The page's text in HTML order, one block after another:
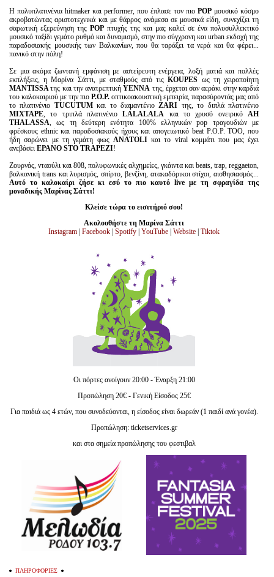
Η πολυπλατινένια hitmaker και performer, που έπλασε τον πιο POP μουσικό κόσμο
ακροβατώντας αριστοτεχνικά και με θάρρος ανάμεσα σε μουσικά είδη, συνεχίζει τη
σαρωτική εξερεύνηση της POP πτυχής της και μας καλεί σε ένα πολυσυλλεκτικό
μουσικό ταξίδι γεμάτο ρυθμό και δυναμισμό, στην πιο σύγχρονη και urban εκδοχή της
παραδοσιακής μουσικής των Βαλκανίων, που θα ταράξει τα νερά και θα φέρει...
πανικό στην πόλη!
Σε μια ακόμα ζωντανή εμφάνιση με αστείρευτη ενέργεια, λοξή ματιά και πολλές
εκπλήξεις, η Μαρίνα Σάττι, με σταθμούς από τις KOUPES ως τη χειροποίητη
MANTISSAτης και την ανατρεπτικήYENNA της, έρχεται σαν αεράκι στην καρδιά
του καλοκαιριού με την πιο P.O.P. οπτικοακουστική εμπειρία, παρασύροντάς μας από
το πλατινένιο TUCUTUMκαι το διαμαντένιοΖΑRI της, το διπλά πλατινένιο
MIXTAPE, το τριπλά πλατινένιο LALALALA και το χρυσό ονειρικόAH
THALASSA, ως τη δεύτερη ενότητα 100% ελληνικών pop τραγουδιών με
φρέσκους ethnic και παραδοσιακούς ήχους και απογειωτικό beat P.O.P. ΤΟΟ, που
ήδη σαρώνει με τη γεμάτη φως ANATOLIκαι το viral κομμάτι που μας έχει
ανεβάσει EPANO STO TRAPEZI!
Ζουρνάς, νταούλι και 808, πολυφωνικές αλχημείες, γκάιντα και beats, trap, reggaeton,
βαλκανική trans και λυρισμός, σπίρτο, βενζίνη, ατακαδόρικοι στίχοι, αισθησιασμός...
Αυτό το καλοκαίρι ζήσε κι εσύ το πιο καυτό live με τη σφραγίδα της
μοναδικής Μαρίνας Σάττι!
Κλείσε τώρα το εισιτήριό σου!
Ακολουθήστε τη Μαρίνα Σάττι
Instagram Facebook Spotify YouTube Website Τiktok
Οι πόρτες ανοίγουν 20:00 - Έναρξη 21:00
Προπώληση 20€ - Γενική Είσοδος 25€
Για παιδιά ως 4 ετών, που συνοδεύονται, η είσοδος είναι δωρεάν (1 παιδί ανά γονέα).
Προπώληση: ticketservices.gr
και στα σημεία προπώλησης του φεστιβαλ
ΠΛΗΡΟΦΟΡΙΕΣ